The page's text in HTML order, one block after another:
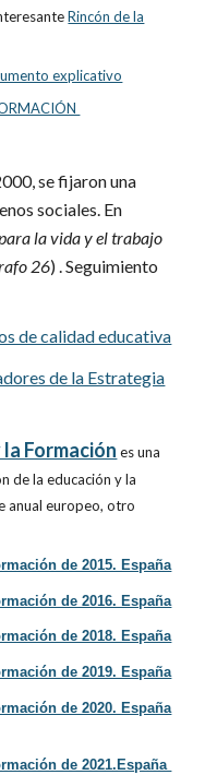
Rincón de la
explicativo
se fijaron una
sociales. En
la vida y el trabajo
26). Seguimiento
de calidad educativa
de la Estrategia
Formación es una
de la educación y la
anual europeo, otro
de 2015. España
de 2016. España
de 2018. España
de 2019. España
de 2020. España
de 2021.España